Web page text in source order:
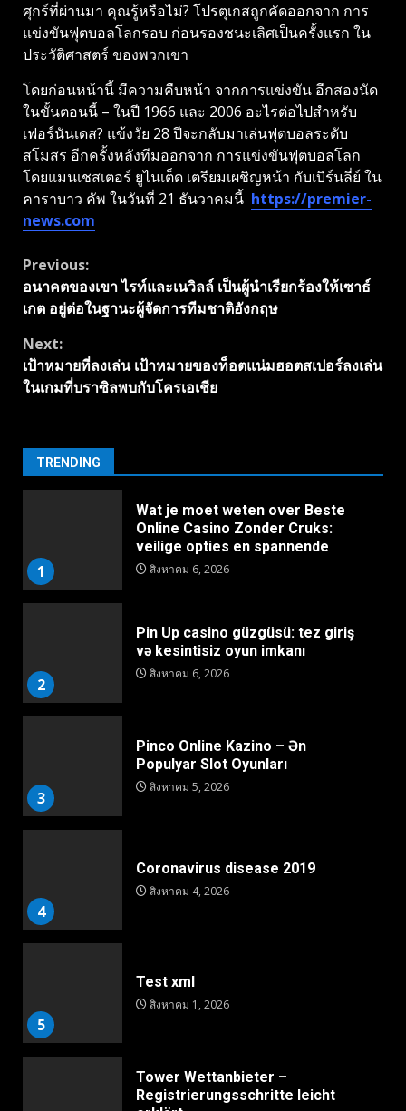
ศุกร์ที่ผ่านมา คุณรู้หรือไม่? โปรตุเกสถูกคัดออกจาก การ
แข่งขันฟุตบอลโลกรอบ ก่อนรองชนะเลิศเป็นครั้งแรก ใน
ประวัติศาสตร์ ของพวกเขา
โดยก่อนหน้านี้ มีความคืบหน้า จากการแข่งขัน อีกสองนัด
ในขั้นตอนนี้ – ในปี 1966 และ 2006 อะไรต่อไปสําหรับ
เฟอร์นันเดส? แข้งวัย 28 ปีจะกลับมาเล่นฟุตบอลระดับ
สโมสร อีกครั้งหลังทีมออกจาก การแข่งขันฟุตบอลโลก
โดยแมนเชสเตอร์ ยูไนเต็ด เตรียมเผชิญหน้า กับเบิร์นลี่ย์ ใน
คาราบาว คัพ ในวันที่ 21 ธันวาคมนี้ https://premier-
news.com
Continue
Reading
Previous:
อนาคตของเขา ไรท์และเนวิลล์ เป็นผู้นำเรียกร้องให้เซาธ์
เกต อยู่ต่อในฐานะผู้จัดการทีมชาติอังกฤษ
Next:
เป้าหมายที่ลงเล่น เป้าหมายของท็อตแน่มฮอตสเปอร์ลงเล่น
ในเกมที่บราซิลพบกับโครเอเชีย
TRENDING
1
Wat je moet weten over Beste
Online Casino Zonder Cruks:
veilige opties en spannende
สิงหาคม 6, 2026
2
Pin Up casino güzgüsü: tez giriş
və kesintisiz oyun imkanı
สิงหาคม 6, 2026
3
Pinco Online Kazino – Ən
Populyar Slot Oyunları
สิงหาคม 5, 2026
4
Coronavirus disease 2019
สิงหาคม 4, 2026
5
Test xml
สิงหาคม 1, 2026
Tower Wettanbieter –
Registrierungsschritte leicht